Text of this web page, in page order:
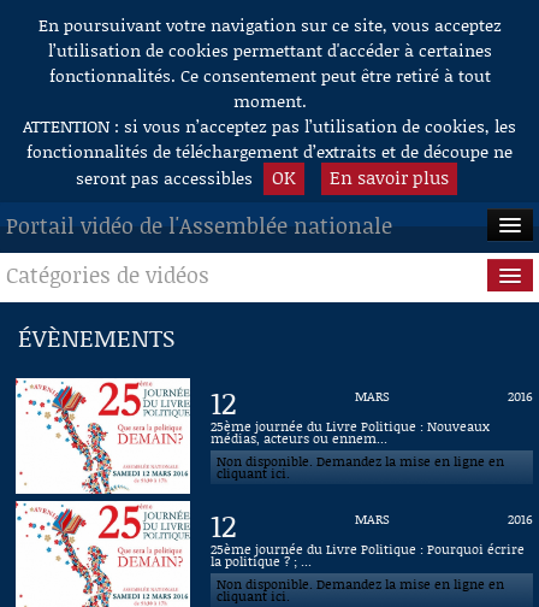
Aller au contenu
En poursuivant votre navigation sur ce site, vous acceptez
l’utilisation de cookies permettant d'accéder à certaines
fonctionnalités. Ce consentement peut être retiré à tout
moment.
ATTENTION : si vous n’acceptez pas l’utilisation de cookies, les
fonctionnalités de téléchargement d’extraits et de découpe ne
seront pas accessibles
OK En savoir plus
Portail vidéo de l'Assemblée nationale
ACCUEIL
EN DIRECT
À LA DEMANDE
RECHERCHE
AIDE À LA DÉCOUPE
DE VIDÉOS
Catégories de vidéos
Questions au Gouvernement
Commissions
Présidence
Évènements
Connaissance, Histoire
ÉVÈNEMENTS
12 MARS
2016
25ème journée du Livre Politique : Nouveaux
médias, acteurs ou ennem...
Non disponible. Demandez la mise en ligne en
cliquant ici.
12 MARS
2016
25ème journée du Livre Politique : Pourquoi écrire
la politique ? ; ...
Non disponible. Demandez la mise en ligne en
cliquant ici.